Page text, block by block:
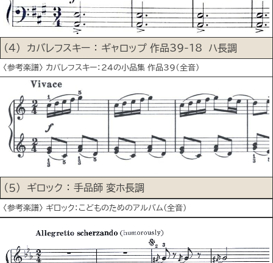
(４) カバレフスキー ： ギャロップ 作品39‐18 ハ長調
〈参考楽譜〉 カバレフスキー：24の小品集 作品39（全音）
(５) ギロック ： 手品師 変ホ長調
〈参考楽譜〉 ギロック：こどものためのアルバム(全音)